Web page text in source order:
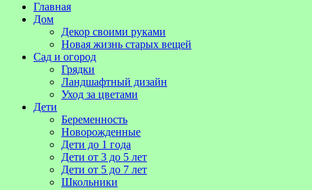
Главная
Дом
Декор своими руками
Новая жизнь старых вещей
Сад и огород
Грядки
Ландшафтный дизайн
Уход за цветами
Дети
Беременность
Новорожденные
Дети до 1 года
Дети от 3 до 5 лет
Дети от 5 до 7 лет
Школьники